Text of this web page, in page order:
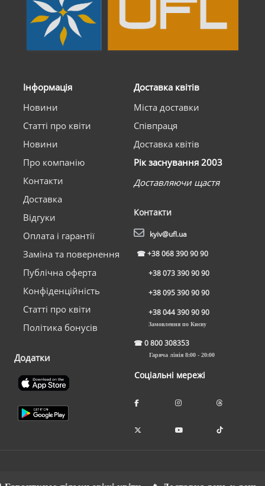
Інформація
Новини
Статті про квіти
Новини
Про компанію
Контакти
Доставка
Відгуки
Оплата і гарантії
Заміна та повернення
Публічна оферта
Конфіденційність
Статті про квіти
Політика бонусів
Додатки
Доставка квітів
Міста доставки
Співпраця
Доставка квітів
Рік заснування 2003
Доставляючи щастя
Контакти
kyiv@ufl.ua
☎+38 068 390 90 90
+38 073 390 90 90
+38 095 390 90 90
+38 044 390 90 90
Замовлення по Києву
☎0 800 308353
Гаряча лінія 8:00 - 20:00
Соціальні мережі